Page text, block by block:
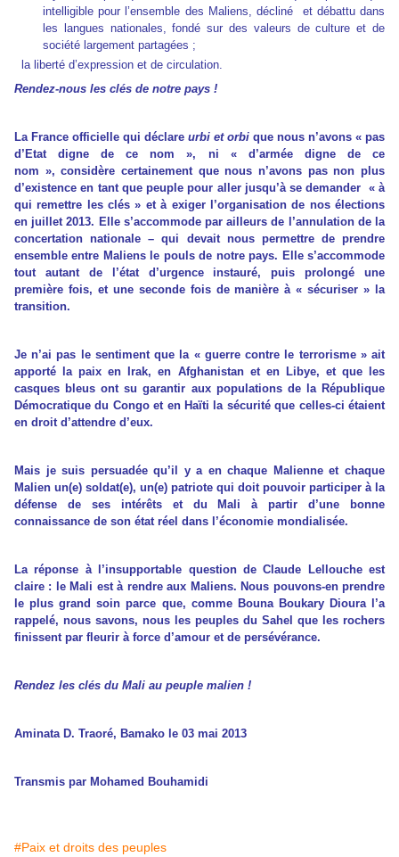
intelligible pour l’ensemble des Maliens, décliné et débattu dans
les langues nationales, fondé sur des valeurs de culture et de
société largement partagées ;
la liberté d’expression et de circulation.
Rendez-nous les clés de notre pays !
La France officielle qui déclare urbi et orbi que nous n’avons « pas
d’Etat digne de ce nom », ni « d’armée digne de ce
nom », considère certainement que nous n’avons pas non plus
d’existence en tant que peuple pour aller jusqu’à se demander « à
qui remettre les clés » et à exiger l’organisation de nos élections
en juillet 2013. Elle s’accommode par ailleurs de l’annulation de la
concertation nationale – qui devait nous permettre de prendre
ensemble entre Maliens le pouls de notre pays. Elle s’accommode
tout autant de l’état d’urgence instauré, puis prolongé une
première fois, et une seconde fois de manière à « sécuriser » la
transition.
Je n’ai pas le sentiment que la « guerre contre le terrorisme » ait
apporté la paix en Irak, en Afghanistan et en Libye, et que les
casques bleus ont su garantir aux populations de la République
Démocratique du Congo et en Haïti la sécurité que celles-ci étaient
en droit d’attendre d’eux.
Mais je suis persuadée qu’il y a en chaque Malienne et chaque
Malien un(e) soldat(e), un(e) patriote qui doit pouvoir participer à la
défense de ses intérêts et du Mali à partir d’une bonne
connaissance de son état réel dans l’économie mondialisée.
La réponse à l’insupportable question de Claude Lellouche est
claire : le Mali est à rendre aux Maliens. Nous pouvons-en prendre
le plus grand soin parce que, comme Bouna Boukary Dioura l’a
rappelé, nous savons, nous les peuples du Sahel que les rochers
finissent par fleurir à force d’amour et de persévérance.
Rendez les clés du Mali au peuple malien !
Aminata D. Traoré, Bamako le 03 mai 2013
Transmis par Mohamed Bouhamidi
#Paix et droits des peuples